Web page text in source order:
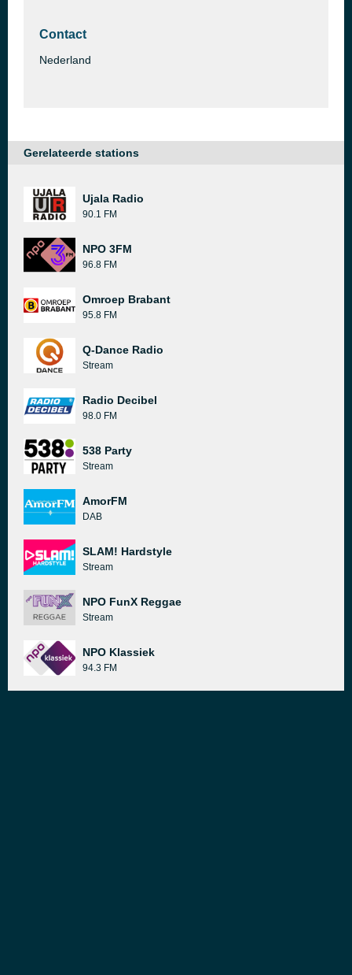
Contact
Nederland
Gerelateerde stations
Ujala Radio
90.1 FM
NPO 3FM
96.8 FM
Omroep Brabant
95.8 FM
Q-Dance Radio
Stream
Radio Decibel
98.0 FM
538 Party
Stream
AmorFM
DAB
SLAM! Hardstyle
Stream
NPO FunX Reggae
Stream
NPO Klassiek
94.3 FM